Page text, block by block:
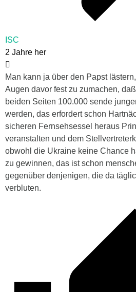
ISC
2 Jahre her
Man kann ja über den Papst
Augen davor fest zu zumachen,
beiden Seiten 100.000 sende
werden, das erfordert schon
sicheren Fernsehsessel heraus
veranstalten und dem
obwohl die Ukraine keine Chance
zu gewinnen, das ist schon
gegenüber denjenigen, die da
verbluten.